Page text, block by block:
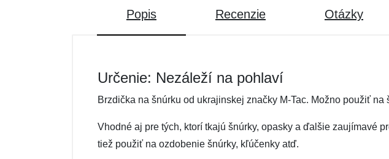
Popis Recenzie Otázky
Určenie: Nezáleží na pohlaví
Brzdička na šnúrku od ukrajinskej značky M-Tac. Možno použiť na
Vhodné aj pre tých, ktorí tkajú šnúrky, opasky a ďalšie zaujímavé
tiež použiť na ozdobenie šnúrky, kľúčenky atď.